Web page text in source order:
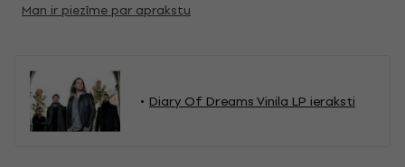
Man ir piezīme par aprakstu
Diary Of Dreams Vinila LP ieraksti